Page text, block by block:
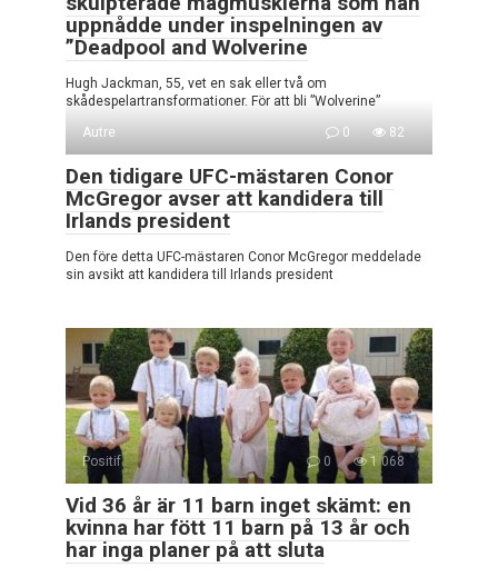
uppnådde under inspelningen av
”Deadpool and Wolverine
Hugh Jackman, 55, vet en sak eller två om
skådespelartransformationer. För att bli ”Wolverine”
Autre
0 82
Den tidigare UFC-mästaren Conor
McGregor avser att kandidera till
Irlands president
Den före detta UFC-mästaren Conor McGregor meddelade
sin avsikt att kandidera till Irlands president
Positif 0 1 068
Vid 36 år är 11 barn inget skämt: en
kvinna har fött 11 barn på 13 år och
har inga planer på att sluta